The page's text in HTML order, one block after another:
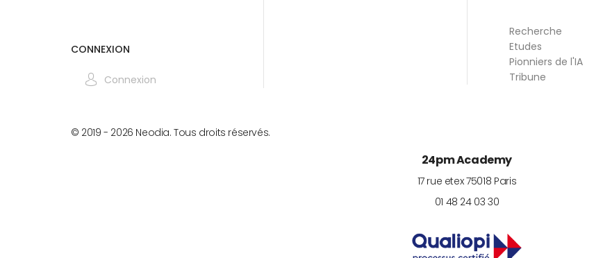
CONNEXION
Connexion
Recherche
Etudes
Pionniers de l'IA
Tribune
© 2019 - 2026 Neodia. Tous droits réservés.
24pm Academy
17 rue etex 75018 Paris
01 48 24 03 30